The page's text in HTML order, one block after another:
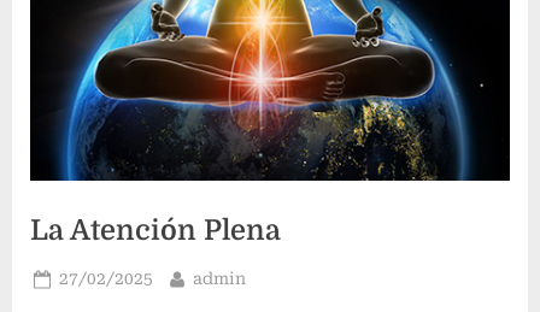
La Atención Plena
Publicado
27/02/2025 Por
admin